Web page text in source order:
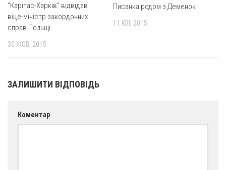
“Карітас-Харків” відвідав
віце-міністр закордонних
справ Польщі
30 ЖОВ, 2015
Писанка родом з Деменок
11 КВІ, 2015
ЗАЛИШИТИ ВІДПОВІДЬ
Коментар